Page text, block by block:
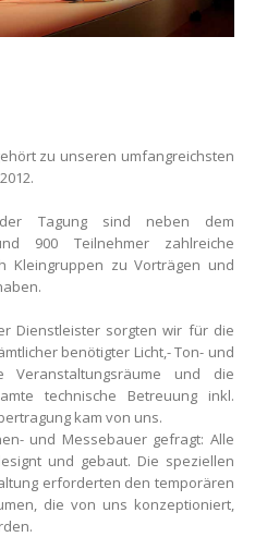
zu unseren umfangreichsten
der Tagung sind neben dem
900 Teilnehmer zahlreiche
Kleingruppen zu Vorträgen und
Dienstleister sorgten wir für die
benötigter Licht,- Ton- und
Veranstaltungsräume und die
technische Betreuung inkl.
kam von uns.
und Messebauer gefragt: Alle
und gebaut. Die speziellen
erforderten den temporären
die von uns konzeptioniert,